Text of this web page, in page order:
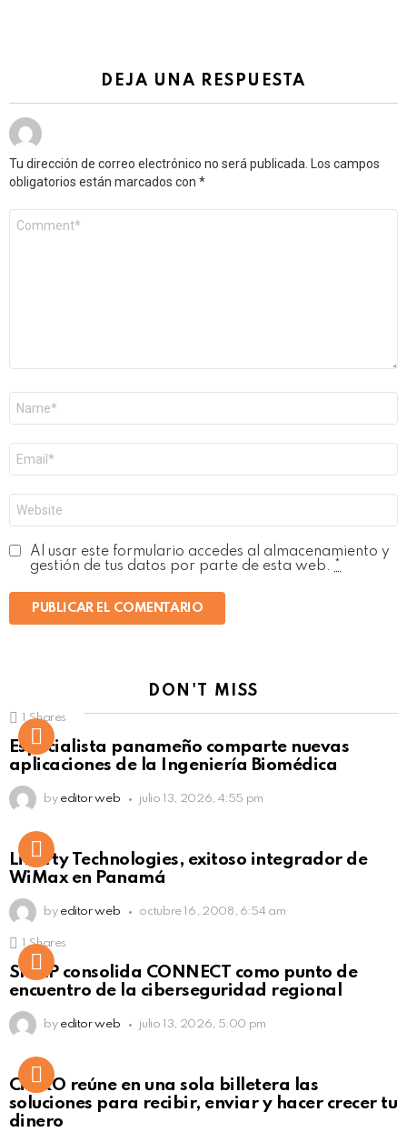
DEJA UNA RESPUESTA
Tu dirección de correo electrónico no será publicada.
Los campos
obligatorios están marcados con *
electrónico
*
Al usar este formulario accedes al almacenamiento y
gestión de tus datos por parte de esta web.
DON'T MISS
Click to view this post
Shares
Especialista panameño comparte nuevas
aplicaciones de la Ingeniería Biomédica
by editor web julio 13, 2026, 4:55 pm
Liberty Technologies, exitoso integrador de
WiMax en Panamá
by editor web octubre 16, 2008, 6:54 am
Click to view this post
Shares
SISAP consolida CONNECT como punto de
encuentro de la ciberseguridad regional
by editor web julio 13, 2026, 5:00 pm
Not Safe For Work
Click to view this post
CiNKO reúne en una sola billetera las
soluciones para recibir, enviar y hacer crecer tu
dinero